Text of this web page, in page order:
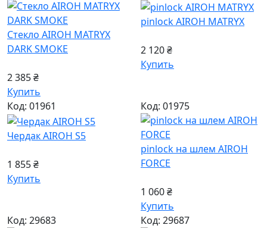
Стекло AIROH MATRYX
DARK SMOKE
2 385 ₴
Купить
pinlock AIROH MATRYX
2 120 ₴
Купить
Код: 01961
Чердак AIROH S5
1 855 ₴
Купить
Код: 01975
pinlock на шлем AIROH
FORCE
1 060 ₴
Купить
Код: 29683
Код: 29687